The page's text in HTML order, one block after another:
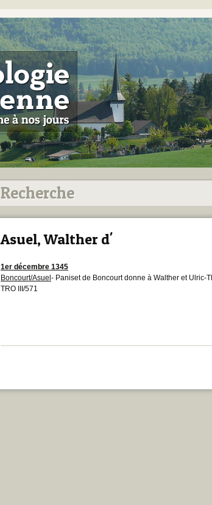
Asuel, Walther d'
1er décembre 1345
Boncourt/Asuel- Paniset de Boncourt donne à Walther et
TRO III/571